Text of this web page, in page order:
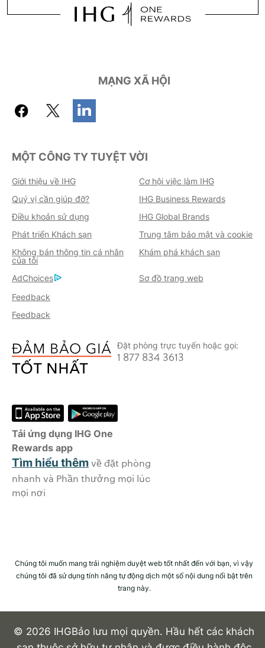
MẠNG XÃ HỘI
MỘT CÔNG TY TUYỆT VỜI
Giới thiệu về IHG
Cơ hội việc làm IHG
Quý vị cần giúp đỡ?
IHG Business Rewards
Điều khoản sử dụng
IHG Global Brands
Phát triển Khách sạn
Trung tâm bảo mật và cookie
Không bán thông tin cá nhân
của tôi
Khám phá khách sạn
AdChoices
Sơ đồ trang web
Feedback
Feedback
Đặt phòng trực tuyến hoặc gọi:
1 877 834 3613
Tải ứng dụng IHG One
Rewards app
Tìm hiểu thêmvề đặt phòng
nhanh và Phần thưởng mọi lúc
mọi nơi
Chúng tôi muốn mang trải nghiệm duyệt web tốt nhất đến với bạn, vì vậy
chúng tôi đã sử dụng tính năng tự động dịch một số nội dung nổi bật trên
trang này.
© 2026 IHGBảo lưu mọi quyền. Hầu hết các khách